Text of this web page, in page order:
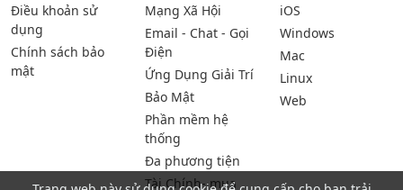
Điều khoản sử
dụng
Chính sách bảo
mật
Mạng Xã Hội
Email - Chat - Gọi
Điện
Ứng Dụng Giải Trí
Bảo Mật
Phần mềm hệ
thống
Đa phương tiện
Tài Chính- mua
iOS
Windows
Mac
Linux
Web